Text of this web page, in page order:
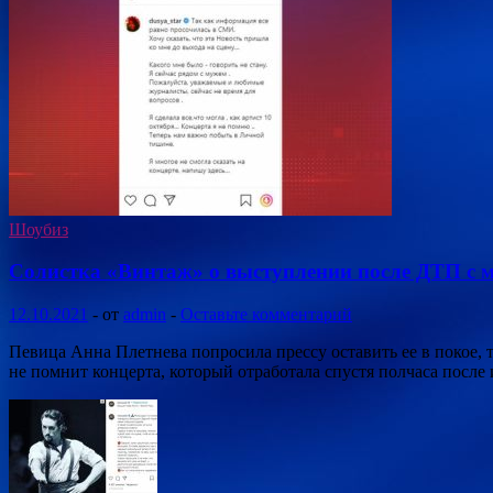
Шоубиз
Солистка «Винтаж» о выступлении после ДТП с
12.10.2021 - от admin - Оставьте комментарий
Певица Анна Плетнева попросила прессу оставить ее в
не помнит концерта, который отработала спустя полчаса